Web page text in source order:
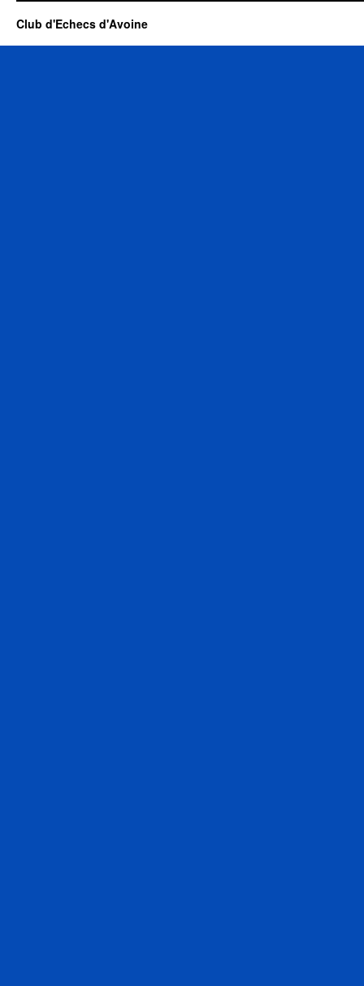
Club d'Echecs d'Avoine